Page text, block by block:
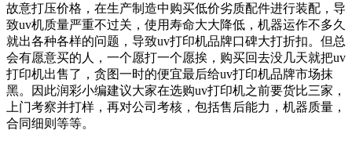
故意打压价格，在生产制造中购买低价劣质配件进行装配，导
致uv机质量严重不过关，使用寿命大大降低，机器运作不多久
就出各种各样的问题，导致uv打印机品牌口碑大打折扣。但总
会有愿意买的人，一个愿打一个愿挨，购买回去没几天就把uv
打印机出售了，贪图一时的便宜最后给uv打印机品牌市场抹
黑。因此润彩小编建议大家在选购uv打印机之前要货比三家，
上门考察并打样，再对公司考核，包括售后能力，机器质量，
合同细则等等。